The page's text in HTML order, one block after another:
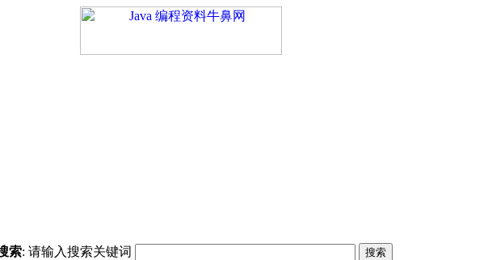
索: 请输入搜索关键词